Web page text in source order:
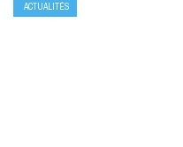
ACTUALITÉS